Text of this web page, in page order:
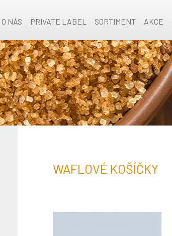
O NÁS PRIVATE LABEL SORTIMENT AKCE
WAFLOVÉ KOŠÍČKY